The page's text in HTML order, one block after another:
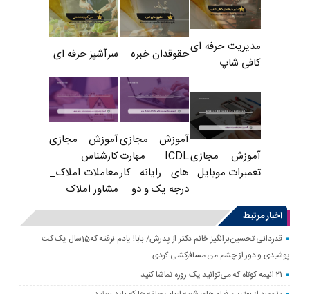
مدیریت حرفه ای
کافی شاپ
حقوقدان خبره سرآشپز حرفه ای
آموزش مجازی
تعمیرات موبایل
آموزش مجازی
ICDL مهارت
های رایانه کار
درجه یک و دو
آموزش مجازی
کارشناس
معاملات املاک_
مشاور املاک
اخبار مرتبط
قدردانی تحسین‌برانگیز خانم دکتر از پدرش/ بابا! یادم نرفته که15سال یک کت
پوشیدی و دور از چشم من مسافرکشی کردی
۲۱ انیمه کوتاه که می‌توانید یک روزه تماشا کنید